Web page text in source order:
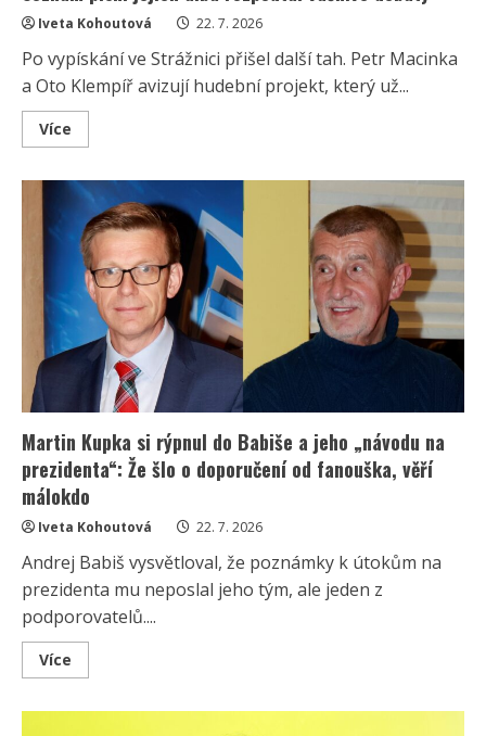
Iveta Kohoutová 22. 7. 2026
Po vypískání ve Strážnici přišel další tah. Petr Macinka
a Oto Klempíř avizují hudební projekt, který už...
Více
more
s
Klempířem
opět
zkouší
trpělivost
kritiků:
Seznam
písní
jejich
alba
rozpoutal
vášnivé
debaty
Martin Kupka si rýpnul do Babiše a jeho „návodu na
prezidenta“: Že šlo o doporučení od fanouška, věří
málokdo
Iveta Kohoutová 22. 7. 2026
Andrej Babiš vysvětloval, že poznámky k útokům na
prezidenta mu neposlal jeho tým, ale jeden z
podporovatelů....
Více
more